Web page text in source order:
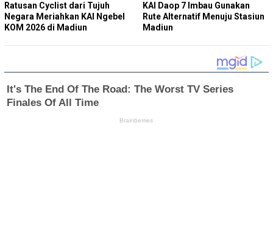
Ratusan Cyclist dari Tujuh
Negara Meriahkan KAI Ngebel
KOM 2026 di Madiun
KAI Daop 7 Imbau Gunakan
Rute Alternatif Menuju Stasiun
Madiun